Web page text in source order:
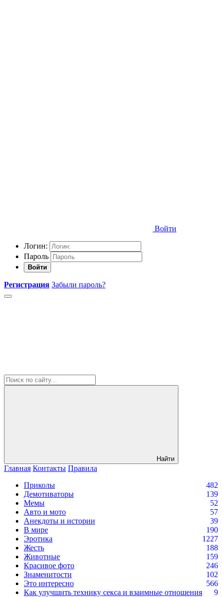
Войти
Логин:
Пароль
Войти
Регистрация Забыли пароль?
Найти
Главная Контакты Правила
Приколы
482
Демотиваторы
139
Мемы
52
Авто и мото
57
Анекдоты и истории
39
В мире
190
Эротика
1227
Жесть
188
Животные
159
Красивое фото
246
Знаменитости
102
Это интересно
566
Как улучшить технику секса и взаимные отношения
9